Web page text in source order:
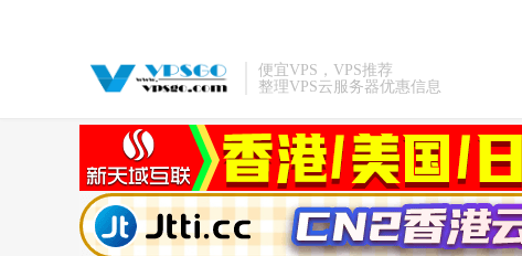
便宜VPS，VPS推荐
整理VPS云服务器优惠信息